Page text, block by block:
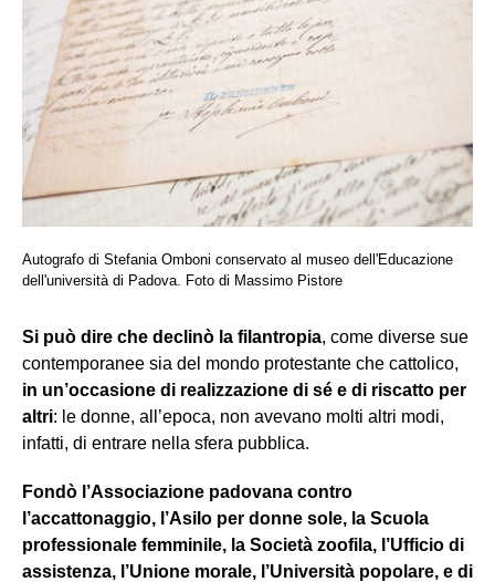
Autografo di Stefania Omboni conservato al museo dell'Educazione
dell'università di Padova. Foto di Massimo Pistore
Si può dire che declinò la filantropia, come diverse sue
contemporanee sia del mondo protestante che cattolico,
in un’occasione di realizzazione di sé e di riscatto per
altri: le donne, all’epoca, non avevano molti altri modi,
infatti, di entrare nella sfera pubblica.
Fondò l’Associazione padovana contro
l’accattonaggio, l’Asilo per donne sole, la Scuola
professionale femminile, la Società zoofila, l’Ufficio di
assistenza, l’Unione morale, l’Università popolare, e di